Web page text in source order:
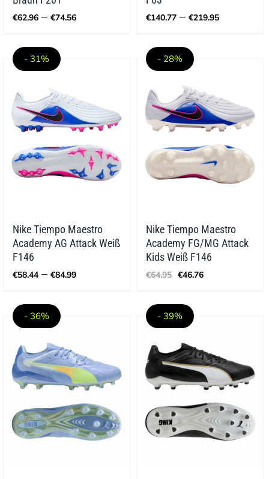
€62.96 – €74.56Preisspanne: €140.77 – €219.95
- 31%
Nike Tiempo Maestro
Academy AG Attack Weiß
F146
€58.44 – €84.99Preisspanne:
- 28%
Nike Tiempo Maestro
Academy FG/MG Attack
Kids Weiß F146
€64.95 Ursprünglicher
€64.95
€46.76Aktueller
- 36% - 39%